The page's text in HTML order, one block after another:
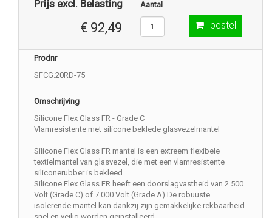
Prijs excl. Belasting
€ 92,49
Aantal
bestel
Prodnr
SFCG.20RD-75
Omschrijving
Silicone Flex Glass FR - Grade C
Vlamresistente met silicone beklede glasvezelmantel
Silicone Flex Glass FR mantel is een extreem flexibele
textielmantel van glasvezel, die met een vlamresistente
siliconerubber is bekleed.
Silicone Flex Glass FR heeft een doorslagvastheid van 2.500
Volt (Grade C) of 7.000 Volt (Grade A) De robuuste
isolerende mantel kan dankzij zijn gemakkelijke rekbaarheid